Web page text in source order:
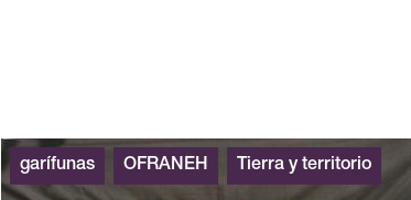
garífunas OFRANEH Tierra y territorio